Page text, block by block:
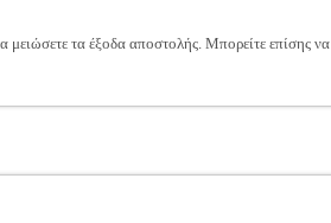
μειώσετε τα έξοδα αποστολής. Μπορείτε επίσης να